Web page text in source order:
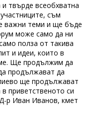
твърде всеобхватна
съм
важни теми и ще бъде
може само да ни
полза от такива
и идеи, които в
Ще продължим да
продължават да
ще продължават
приветственото си
р Иван Иванов, кмет